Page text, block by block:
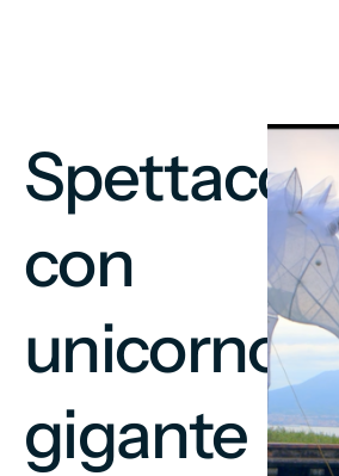
Spettacolo
con
unicorno
gigante